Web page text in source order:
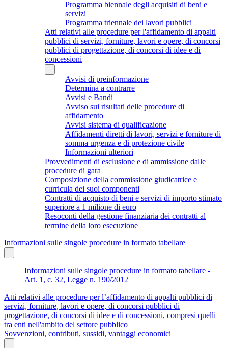
Programma biennale degli acquisiti di beni e
servizi
Programma triennale dei lavori pubblici
Atti relativi alle procedure per l'affidamento di appalti
pubblici di servizi, forniture, lavori e opere, di concorsi
pubblici di progettazione, di concorsi di idee e di
concessioni
Avvisi di preinformazione
Determina a contrarre
Avvisi e Bandi
Avviso sui risultati delle procedure di
affidamento
Avvisi sistema di qualificazione
Affidamenti diretti di lavori, servizi e forniture di
somma urgenza e di protezione civile
Informazioni ulteriori
Provvedimenti di esclusione e di ammissione dalle
procedure di gara
Composizione della commissione giudicatrice e
curricula dei suoi componenti
Contratti di acquisto di beni e servizi di importo stimato
superiore a 1 milione di euro
Resoconti della gestione finanziaria dei contratti al
termine della loro esecuzione
Informazioni sulle singole procedure in formato tabellare
Informazioni sulle singole procedure in formato tabellare -
Art. 1, c. 32, Legge n. 190/2012
Atti relativi alle procedure per l’affidamento di appalti pubblici di
servizi, forniture, lavori e opere, di concorsi pubblici di
progettazione, di concorsi di idee e di concessioni, compresi quelli
tra enti nell'ambito del settore pubblico
Sovvenzioni, contributi, sussidi, vantaggi economici